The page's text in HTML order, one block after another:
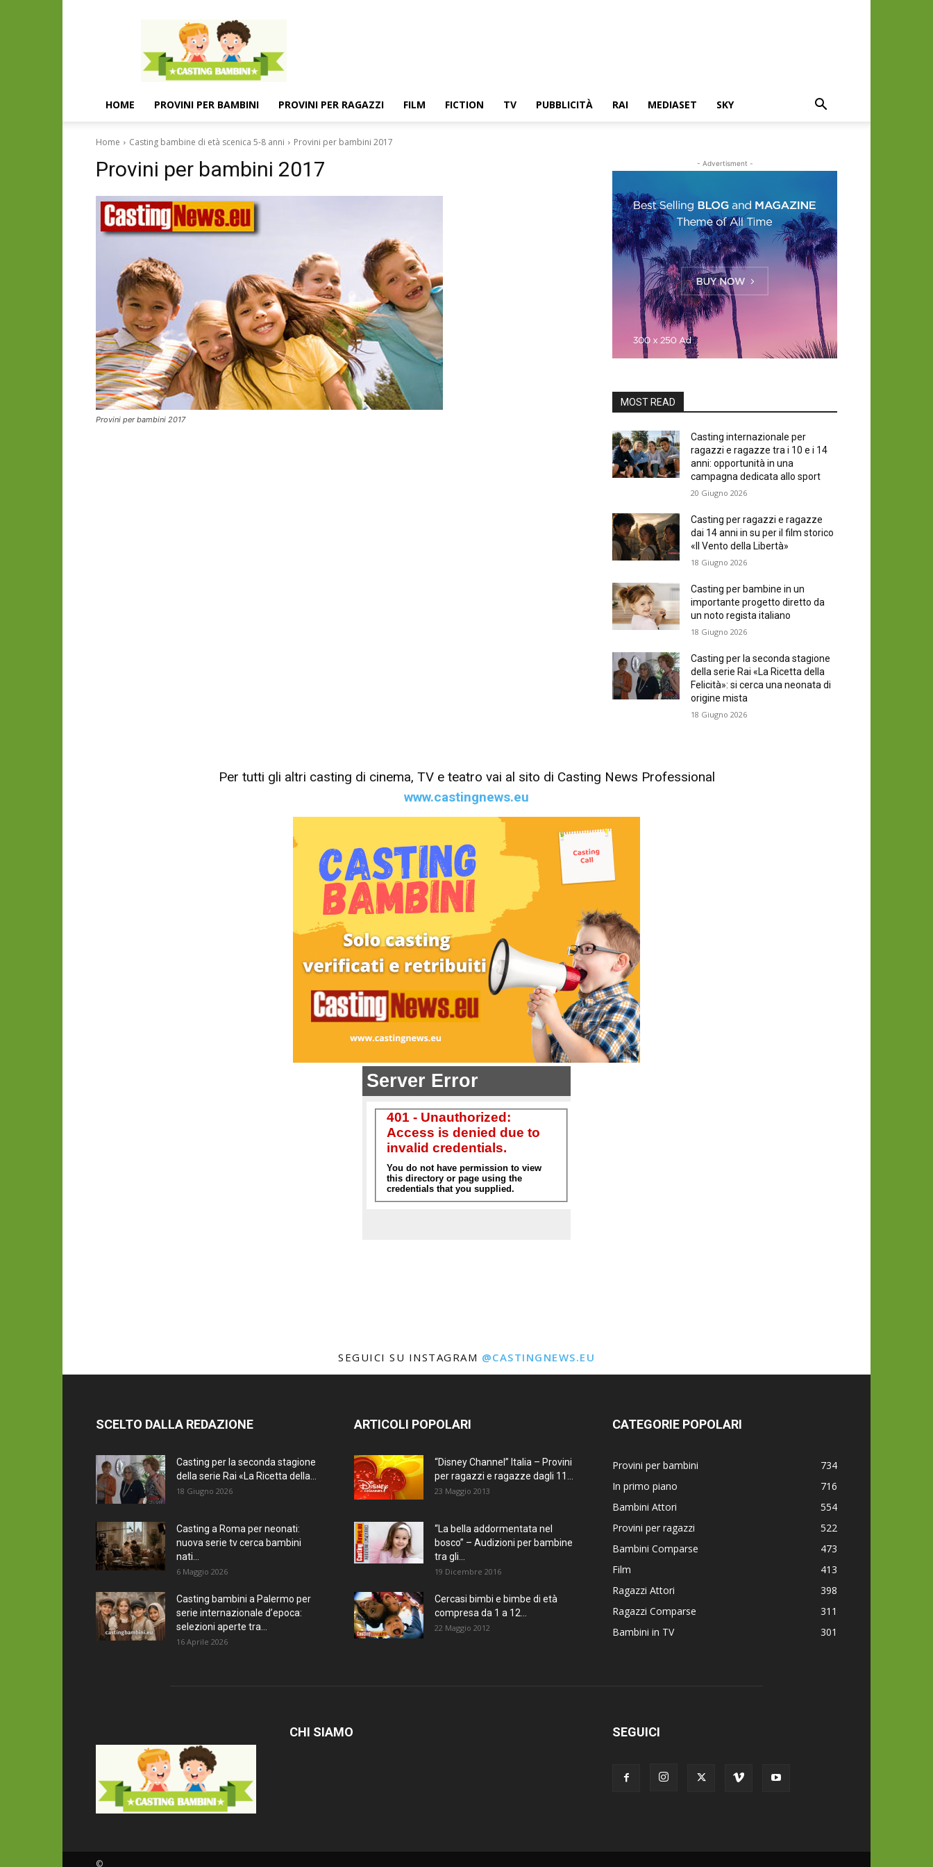
Casting
e
provini
per
bambini
e
HOME PROVINI PER BAMBINI PROVINI PER RAGAZZI FILM FICTION TV PUBBLICITÀ RAI MEDIASET SKY
Home Casting bambine di età scenica 5-8 anni Provini per bambini 2017
Provini per bambini 2017
Provini per bambini 2017
- Advertisment -
MOST READ
Casting internazionale per
ragazzi e ragazze tra i 10 e i 14
anni: opportunità in una
campagna dedicata allo sport
20 Giugno 2026
Casting per ragazzi e ragazze
dai 14 anni in su per il film storico
«Il Vento della Libertà»
18 Giugno 2026
Casting per bambine in un
importante progetto diretto da
un noto regista italiano
18 Giugno 2026
Casting per la seconda stagione
della serie Rai «La Ricetta della
Felicità»: si cerca una neonata di
origine mista
18 Giugno 2026
Per tutti gli altri casting di cinema, TV e teatro vai al sito di Casting News Professional
www.castingnews.eu
SEGUICI SU INSTAGRAM @CASTINGNEWS.EU
SCELTO DALLA REDAZIONE
Casting per la seconda stagione
della serie Rai «La Ricetta della...
18 Giugno 2026
Casting a Roma per neonati:
nuova serie tv cerca bambini
nati...
6 Maggio 2026
Casting bambini a Palermo per
serie internazionale d’epoca:
selezioni aperte tra...
16 Aprile 2026
ARTICOLI POPOLARI
“Disney Channel” Italia – Provini
per ragazzi e ragazze dagli 11...
23 Maggio 2013
“La bella addormentata nel
bosco” – Audizioni per bambine
tra gli...
19 Dicembre 2016
Cercasi bimbi e bimbe di età
compresa da 1 a 12...
22 Maggio 2012
CATEGORIE POPOLARI
Provini per bambini
734
In primo piano
716
Bambini Attori
554
Provini per ragazzi
522
Bambini Comparse
473
Film
413
Ragazzi Attori
398
Ragazzi Comparse
311
Bambini in TV
301
CHI SIAMO SEGUICI
©